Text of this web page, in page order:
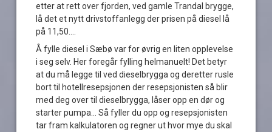
etter at rett over fjorden, ved gamle Trandal brygge,
lå det et nytt drivstoffanlegg der prisen på diesel lå
på 11,50….
Å fylle diesel i Sæbø var for øvrig en liten opplevelse
i seg selv. Her foregår fylling helmanuelt! Det betyr
at du må legge til ved dieselbrygga og deretter rusle
bort til hotellresepsjonen der resepsjonisten så blir
med deg over til dieselbrygga, låser opp en dør og
starter pumpa… Så fyller du opp og resepsjonisten
tar fram kalkulatoren og regner ut hvor mye du skal